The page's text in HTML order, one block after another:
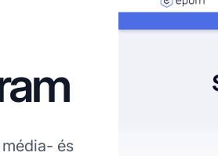
és